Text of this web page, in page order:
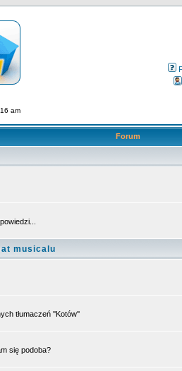
am
Forum
musicalu
tłumaczeń ''Kotów''
się podoba?